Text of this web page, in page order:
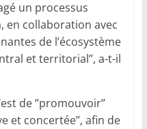
un processus
en collaboration avec
de l’écosystème
et territorial’’, a-t-il
de ‘’promouvoir’’
et concertée’’, afin de